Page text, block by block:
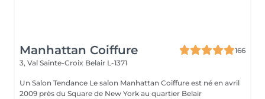
Manhattan Coiffure
166
3, Val Sainte-Croix Belair L-1371
Un Salon Tendance Le salon Manhattan Coiffure est né en avril
2009 près du Square de New York au quartier Belair